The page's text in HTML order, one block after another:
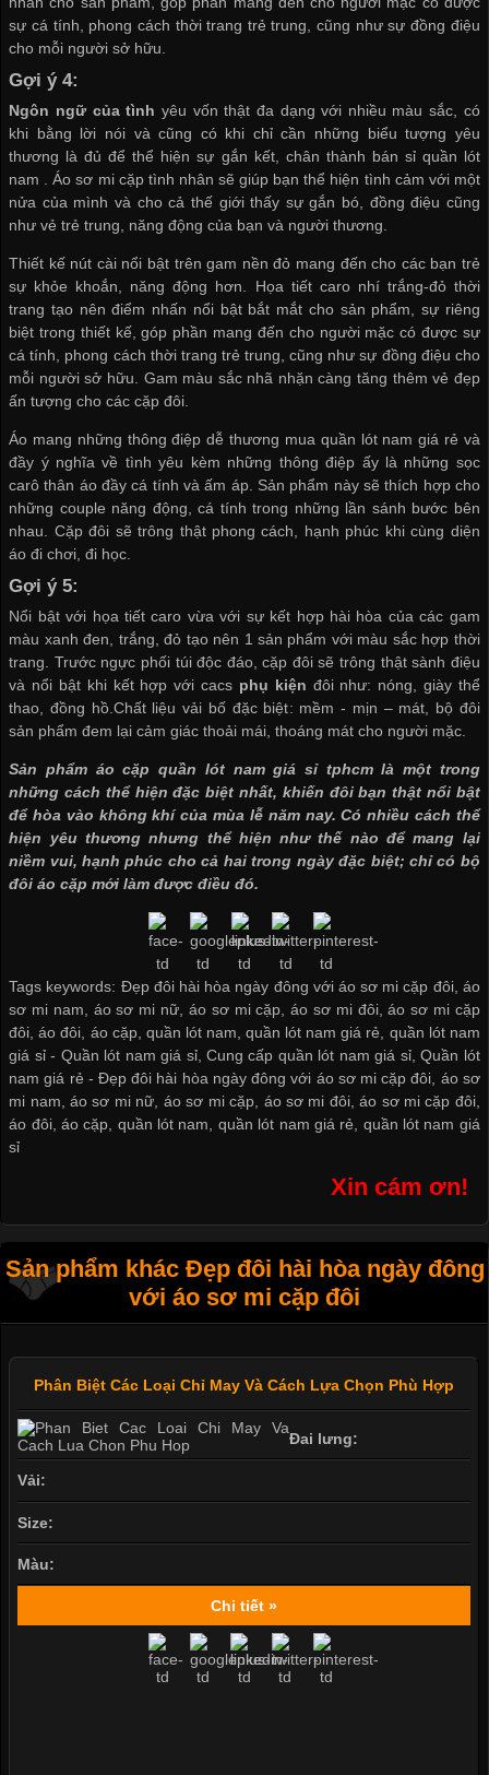
sự cá tính, phong cách thời trang trẻ trung, cũng như sự đồng điệu
cho mỗi người sở hữu.
Gợi ý 4:
Ngôn ngữ của tình yêu vốn thật đa dạng với nhiều màu sắc, có
khi bằng lời nói và cũng có khi chỉ cần những biểu tượng yêu
thương là đủ để thể hiện sự gắn kết, chân thành bán sỉ quần lót
nam . Áo sơ mi cặp tình nhân sẽ giúp bạn thể hiện tình cảm với một
nửa của mình và cho cả thế giới thấy sự gắn bó, đồng điệu cũng
như vẻ trẻ trung, năng động của bạn và người thương.
Thiết kế nút cài nổi bật trên gam nền đỏ mang đến cho các bạn trẻ
sự khỏe khoắn, năng động hơn. Họa tiết caro nhí trắng-đỏ thời
trang tạo nên điểm nhấn nổi bật bắt mắt cho sản phẩm, sự riêng
biệt trong thiết kế, góp phần mang đến cho người mặc có được sự
cá tính, phong cách thời trang trẻ trung, cũng như sự đồng điệu cho
mỗi người sở hữu. Gam màu sắc nhã nhặn càng tăng thêm vẻ đẹp
ấn tượng cho các cặp đôi.
Áo mang những thông điệp dễ thương mua quần lót nam giá rẻ và
đầy ý nghĩa về tình yêu kèm những thông điệp ấy là những sọc
carô thân áo đầy cá tính và ấm áp. Sản phẩm này sẽ thích hợp cho
những couple năng động, cá tính trong những lần sánh bước bên
nhau. Cặp đôi sẽ trông thật phong cách, hạnh phúc khi cùng diện
áo đi chơi, đi học.
Gợi ý 5:
Nổi bật với họa tiết caro vừa với sự kết hợp hài hòa của các gam
màu xanh đen, trắng, đỏ tạo nên 1 sản phẩm với màu sắc hợp thời
trang. Trước ngực phối túi độc đáo, cặp đôi sẽ trông thật sành điệu
và nổi bật khi kết hợp với cacs phụ kiện đôi như: nóng, giày thể
thao, đồng hồ.Chất liệu vải bố đặc biệt: mềm - mịn – mát, bộ đôi
sản phẩm đem lại cảm giác thoải mái, thoáng mát cho người mặc.
Sản phẩm áo cặpquần lót nam giá sỉ tphcmlà một trong
những cách thể hiện đặc biệt nhất, khiến đôi bạn thật nổi bật
để hòa vào không khí của mùa lễ năm nay. Có nhiều cách thể
hiện yêu thương nhưng thể hiện như thế nào để mang lại
niềm vui, hạnh phúc cho cả hai trong ngày đặc biệt; chỉ có bộ
đôi áo cặp mới làm được điều đó.
Tags keywords: Đẹp đôi hài hòa ngày đông với áo sơ mi cặp đôi, áo
sơ mi nam, áo sơ mi nữ, áo sơ mi cặp, áo sơ mi đôi, áo sơ mi cặp
đôi, áo đôi, áo cặp, quần lót nam, quần lót nam giá rẻ, quần lót nam
giá sỉ - Quần lót nam giá sỉ,Cung cấp quần lót nam giá sỉ,Quần lót
nam giá rẻ -Đẹp đôi hài hòa ngày đông với áo sơ mi cặp đôi áo sơ
mi nam ,áo sơ mi nữ áo sơ mi cặp áo sơ mi đôi,áo sơ mi cặp đôi,
áo đôi, áo cặp quần lót nam quần lót nam giá rẻ
quần lót nam giá
sỉ
Xin cám ơn!
Sản phẩm khác Đẹp đôi hài hòa ngày đông
với áo sơ mi cặp đôi
Phân Biệt Các Loại Chỉ May Và Cách Lựa Chọn Phù Hợp
Đai lưng:
Vải:
Size:
Màu:
Chi tiết »